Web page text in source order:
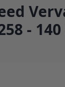
-